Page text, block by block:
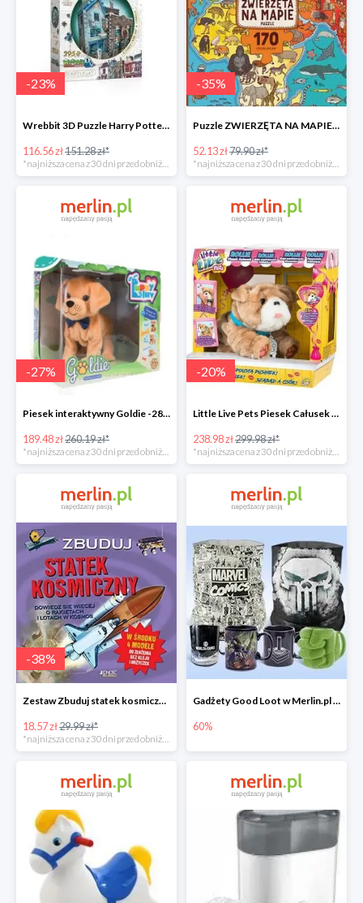
-23%
Wrebbit 3D Puzzle Harry Potter Ollivander's Wand Shop -23%
116.56 zł151.28 zł*
*najniższa cena z 30 dni przed obniżką
-35%
Puzzle ZWIERZĘTA NA MAPIE -35%
52.13 zł79.90 zł*
*najniższa cena z 30 dni przed obniżką
-27%
Piesek interaktywny Goldie -28%
189.48 zł260.19 zł*
-20%
Little Live Pets Piesek Całusek Rollie -21%
238.98 zł299.98 zł*
-38%
Zestaw Zbuduj statek kosmiczny do -39%
18.57 zł29.99 zł*
*najniższa cena z 30 dni przed obniżką
Gadżety Good Loot w Merlin.pl do -60%
60%